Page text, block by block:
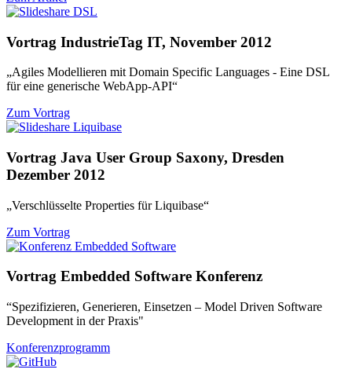
Vortrag IndustrieTag IT, November 2012
„Agiles Modellieren mit Domain Specific Languages - Eine DSL
für eine generische WebApp-API“
Zum Vortrag
Vortrag Java User Group Saxony, Dresden
Dezember 2012
„Verschlüsselte Properties für Liquibase“
Zum Vortrag
Vortrag Embedded Software Konferenz
“Spezifizieren, Generieren, Einsetzen – Model Driven Software
Development in der Praxis"
Konferenzprogramm